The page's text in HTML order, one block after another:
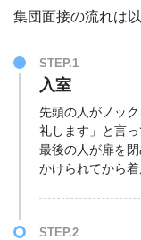
集団面接の流れは
STEP.1
入室
先頭の人がノッ
礼します」と言っ
最後の人が扉を
かけられてから着
STEP.2